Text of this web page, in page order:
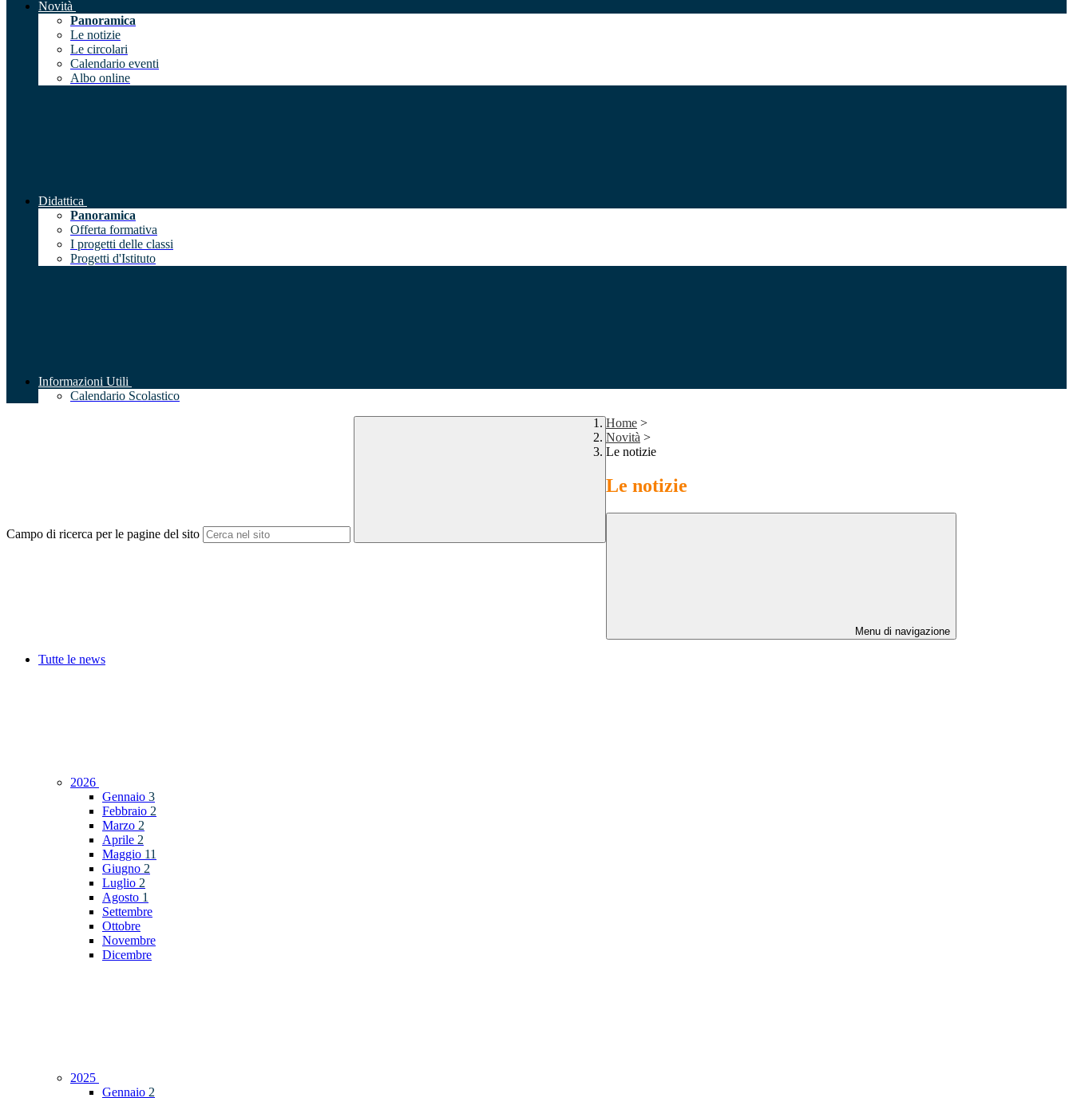
Novità
Panoramica
Le notizie
Le circolari
Calendario eventi
Albo online
Didattica
Panoramica
Offerta formativa
I progetti delle classi
Progetti d'Istituto
Informazioni Utili
Calendario Scolastico
Campo di ricerca per le pagine del sito
Home >
Novità >
Le notizie
Le notizie
Menu di navigazione
Tutte le news
2026
Gennaio 3
Febbraio 2
Marzo 2
Aprile 2
Maggio 11
Giugno 2
Luglio 2
Agosto 1
Settembre
Ottobre
Novembre
Dicembre
2025
Gennaio 2